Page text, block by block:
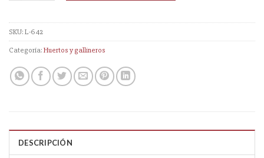
SKU:L-642
Categoría:Huertos y gallineros
DESCRIPCIÓN